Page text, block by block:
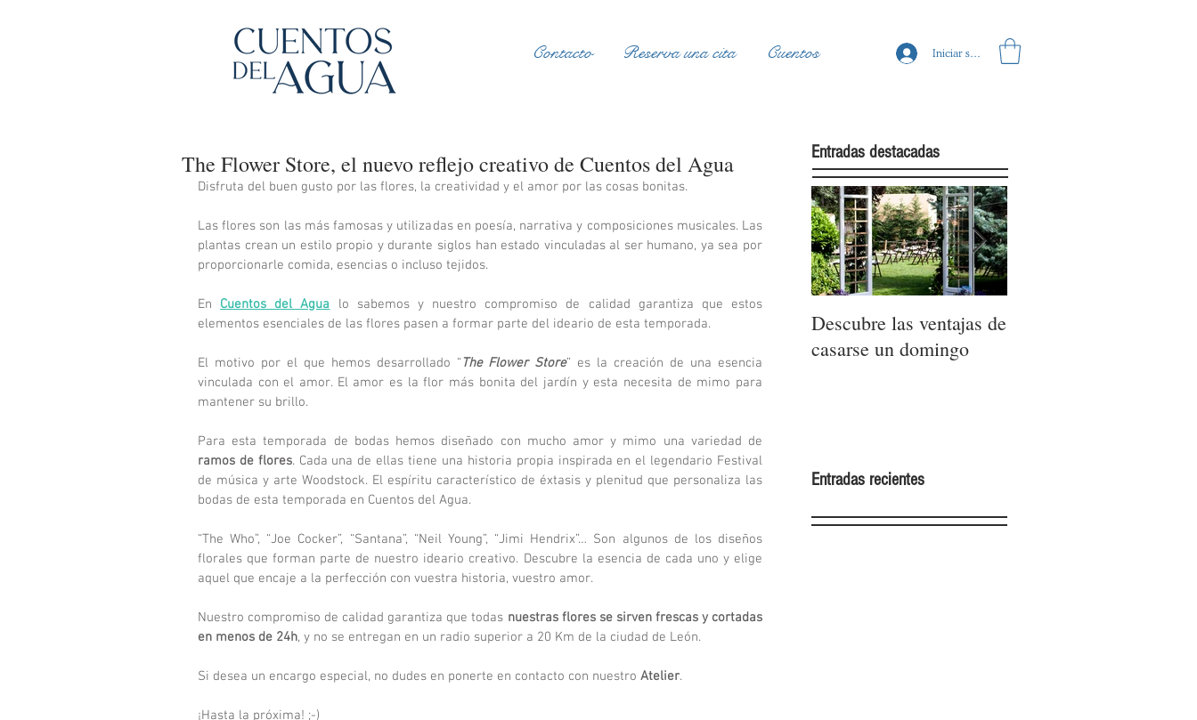
Contacto Reserva una cita Cuentos Iniciar sesión
The Flower Store, el nuevo reflejo creativo de Cuentos del Agua
Disfruta del buen gusto por las flores, la creatividad y el amor por las cosas bonitas.
Las flores son las más famosas y utilizadas en poesía, narrativa y composiciones musicales. Las
plantas crean un estilo propio y durante siglos han estado vinculadas al ser humano, ya sea por
proporcionarle comida, esencias o incluso tejidos.
En Cuentos del Agua lo sabemos y nuestro compromiso de calidad garantiza que estos
elementos esenciales de las flores pasen a formar parte del ideario de esta temporada.
El motivo por el que hemos desarrollado “ The Flower Store” es la creación de una esencia
vinculada con el amor. El amor es la flor más bonita del jardín y esta necesita de mimo para
mantener su brillo.
ramos de flores. Cada una de ellas tiene una historia propia inspirada en el legendario Festival
de música y arte Woodstock. El espíritu característico de éxtasis y plenitud que personaliza las
bodas de esta temporada en Cuentos del Agua.
“The Who”, “Joe Cocker”, “Santana”, “Neil Young”, “Jimi Hendrix”… Son algunos de los diseños
florales que forman parte de nuestro ideario creativo. Descubre la esencia de cada uno y elige
aquel que encaje a la perfección con vuestra historia, vuestro amor.
Nuestro compromiso de calidad garantiza que todas nuestras flores se sirven frescas y cortadas
en menos de 24h, y no se entregan en un radio superior a 20 Km de la ciudad de León.
Si desea un encargo especial, no dudes en ponerte en contacto con nuestro Atelier.
¡Hasta la próxima! ;-)
Entradas destacadas
Descubre las ventajas de
casarse un domingo
Entradas recientes